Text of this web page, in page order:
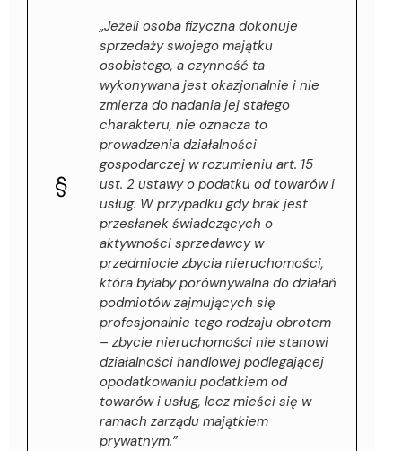
„Jeżeli osoba fizyczna dokonuje
sprzedaży swojego majątku
osobistego, a czynność ta
wykonywana jest okazjonalnie i nie
zmierza do nadania jej stałego
charakteru, nie oznacza to
prowadzenia działalności
gospodarczej w rozumieniu art. 15
ust. 2 ustawy o podatku od towarów i
usług. W przypadku gdy brak jest
przesłanek świadczących o
aktywności sprzedawcy w
przedmiocie zbycia nieruchomości,
która byłaby porównywalna do działań
podmiotów zajmujących się
profesjonalnie tego rodzaju obrotem
– zbycie nieruchomości nie stanowi
działalności handlowej podlegającej
opodatkowaniu podatkiem od
towarów i usług, lecz mieści się w
ramach zarządu majątkiem
prywatnym.”